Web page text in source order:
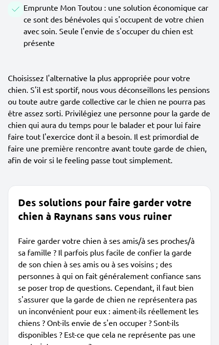
Emprunte Mon Toutou : une solution économique car
ce sont des bénévoles qui s'occupent de votre chien
avec soin. Seule l'envie de s'occuper du chien est
présente
Choisissez l'alternative la plus appropriée pour votre
chien. S'il est sportif, nous vous déconseillons les pensions
ou toute autre garde collective car le chien ne pourra pas
être assez sorti. Privilégiez une personne pour la garde de
chien qui aura du temps pour le balader et pour lui faire
faire tout l'exercice dont il a besoin. Il est primordial de
faire une première rencontre avant toute garde de chien,
afin de voir si le feeling passe tout simplement.
Des solutions pour faire garder votre
chien à Raynans sans vous ruiner
Faire garder votre chien à ses amis/à ses proches/à
sa famille ? Il parfois plus facile de confier la garde
de son chien à ses amis ou à ses voisins ; des
personnes à qui on fait généralement confiance sans
se poser trop de questions. Cependant, il faut bien
s'assurer que la garde de chien ne représentera pas
un inconvénient pour eux : aiment-ils réellement les
chiens ? Ont-ils envie de s'en occuper ? Sont-ils
disponibles ? Est-ce que cela ne représente pas une